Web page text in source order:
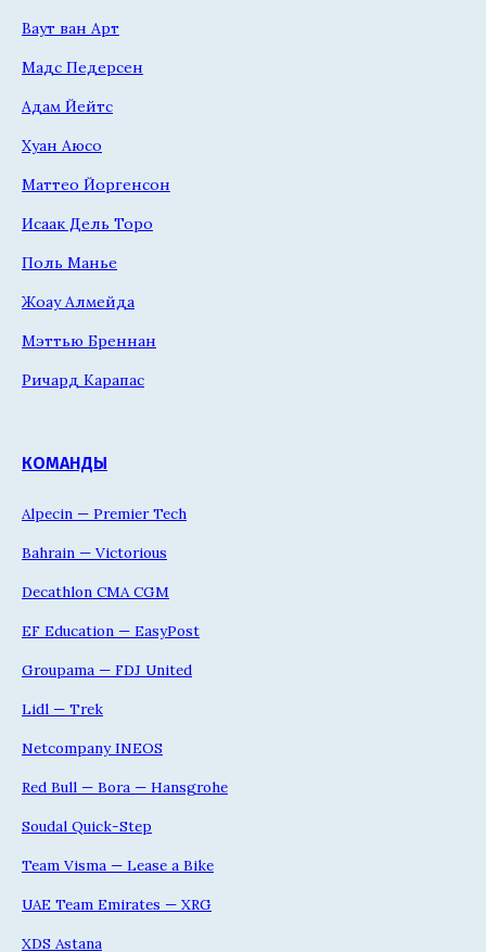
Ваут ван Арт
Мадс Педерсен
Адам Йейтс
Хуан Аюсо
Маттео Йоргенсон
Исаак Дель Торо
Поль Манье
Жоау Алмейда
Мэттью Бреннан
Ричард Карапас
КОМАНДЫ
Alpecin — Premier Tech
Bahrain — Victorious
Decathlon CMA CGM
EF Education — EasyPost
Groupama — FDJ United
Lidl — Trek
Netcompany INEOS
Red Bull — Bora — Hansgrohe
Soudal Quick-Step
Team Visma — Lease a Bike
UAE Team Emirates — XRG
XDS Astana